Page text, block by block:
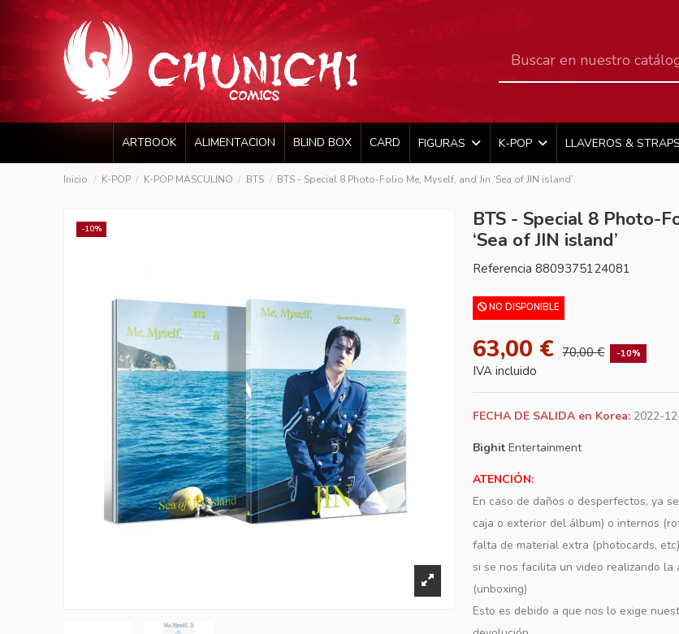
ARTBOOK ALIMENTACION BLIND BOX CARD FIGURAS K-POP LLAVEROS & STRAPS
Inicio K-POP K-POP MASCULINO BTS BTS - Special 8 Photo-Folio Me, Myself, and Jin ‘Sea of JIN island’
-10%
BTS - Special 8 Photo-
‘Sea of JIN island’
Referencia 8809375124081
NO DISPONIBLE
63,00 € 70,00 € -10%
IVA incluido
FECHA DE SALIDA en Korea: 2022-
BighitEntertainment
ATENCIÓN:
En caso de daños o desperfectos, ya
caja o exterior del álbum) o internos
falta de material extra (photocards,
si se nos facilita un video realizando
(unboxing)
Esto es debido a que nos lo exige